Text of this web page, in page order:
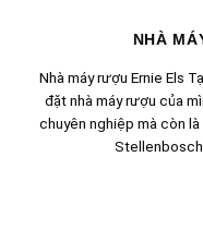
NHÀ
Nhà máy rượu Ernie Els
đặt nhà máy rượu của
chuyên nghiệp mà còn